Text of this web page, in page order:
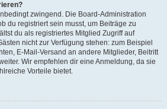
zwingend. Die Board-Administration
du registriert sein musst, um Beiträge zu
du als registriertes Mitglied Zugriff auf
nicht zur Verfügung stehen: zum Beispiel
E-Mail-Versand an andere Mitglieder, Beitritt
Wir empfehlen dir eine Anmeldung, da sie
Vorteile bietet.